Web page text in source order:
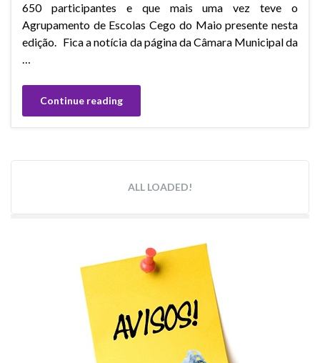
650 participantes e que mais uma vez teve o
Agrupamento de Escolas Cego do Maio presente nesta
edição. Fica a notícia da página da Câmara Municipal da
…
Continue reading
ALL LOADED!